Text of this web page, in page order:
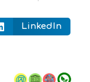
LinkedIn